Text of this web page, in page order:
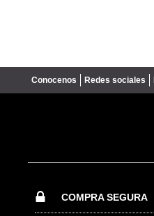
Conocenos Redes sociales
COMPRA SEGURA